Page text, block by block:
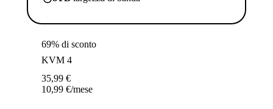
69% di sconto
KVM 4
35,99 €
10,99 €/mese